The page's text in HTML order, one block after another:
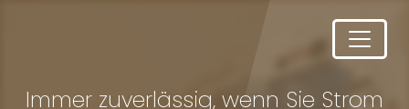
Immer zuverlässig, wenn Sie Strom